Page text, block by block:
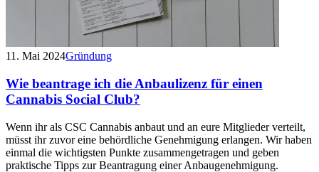
11. Mai 2024Gründung
Wie beantrage ich die Anbaulizenz für einen
Cannabis Social Club?
Wenn ihr als CSC Cannabis anbaut und an eure Mitglieder verteilt,
müsst ihr zuvor eine behördliche Genehmigung erlangen. Wir haben
einmal die wichtigsten Punkte zusammengetragen und geben
praktische Tipps zur Beantragung einer Anbaugenehmigung.